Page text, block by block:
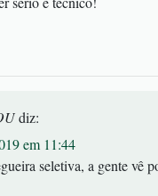
diz:
em 11:44
seletiva, a gente vê